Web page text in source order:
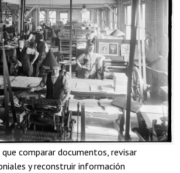
comparar documentos, revisar
y reconstruir información